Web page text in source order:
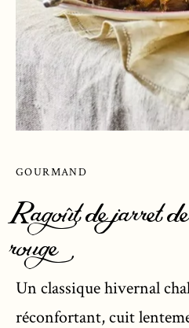
GOURMAND
Ragoût de jarret
rouge
Un classique hivernal
réconfortant, cuit